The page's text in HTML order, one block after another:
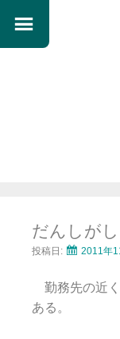
ン
ツ
ス
キ
だんしがし
投稿日: 2011年
勤務先の近
ある。